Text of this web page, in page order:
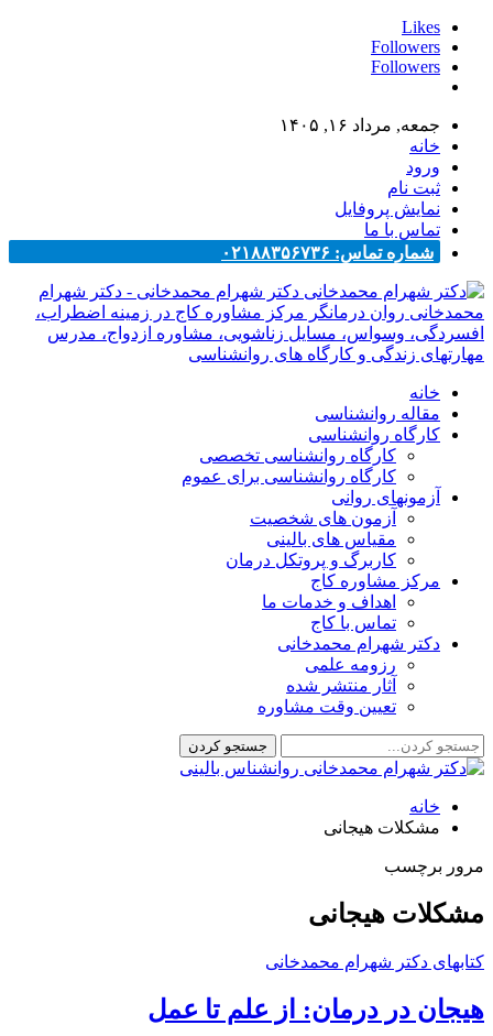
Likes
Followers
Followers
جمعه, مرداد ۱۶, ۱۴۰۵
خانه
ورود
ثبت نام
نمایش پروفایل
تماس با ما
شماره تماس: ۰۲۱۸۸۳۵۶۷۳۶
دکتر شهرام محمدخانی - دکتر شهرام
محمدخانی روان درمانگر مرکز مشاوره کاج در زمینه اضطراب،
افسردگی، وسواس، مسایل زناشویی، مشاوره ازدواج، مدرس
مهارتهای زندگی و کارگاه های روانشناسی
خانه
مقاله روانشناسی
کارگاه روانشناسی
کارگاه روانشناسی تخصصی
کارگاه روانشناسی برای عموم
آزمونهای روانی
آزمون های شخصیت
مقیاس های بالینی
کاربرگ و پروتکل درمان
مرکز مشاوره کاج
اهداف و خدمات ما
تماس با کاج
دکتر شهرام محمدخانی
رزومه علمی
آثار منتشر شده
تعیین وقت مشاوره
خانه
مشکلات هیجانی
مرور برچسب
مشکلات هیجانی
کتابهای دکتر شهرام محمدخانی
هیجان در درمان: از علم تا عمل